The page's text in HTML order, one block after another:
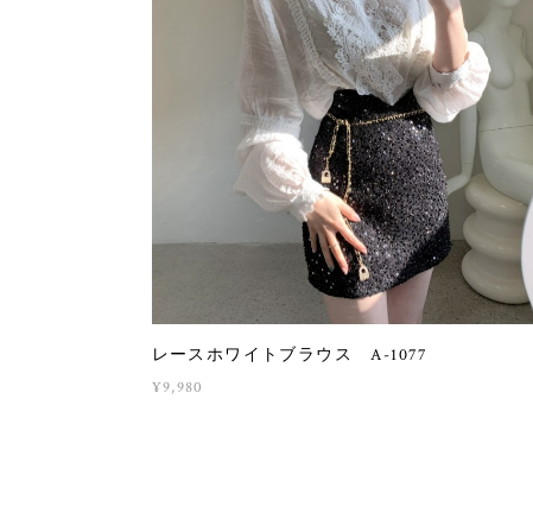
レースホワイトブラウス A-1077
¥9,980